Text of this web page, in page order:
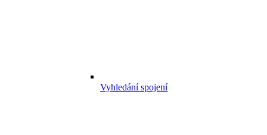
Vyhledání spojení